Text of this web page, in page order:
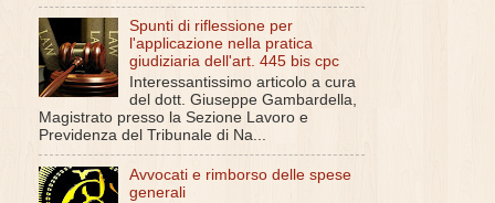
Spunti di riflessione per
l'applicazione nella pratica
giudiziaria dell'art. 445 bis cpc
Interessantissimo articolo a cura
del dott. Giuseppe Gambardella,
Magistrato presso la Sezione Lavoro e
Previdenza del Tribunale di Na...
Avvocati e rimborso delle spese
generali